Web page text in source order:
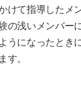
けて指導したメ
の浅いメンバー
うになったとき
。